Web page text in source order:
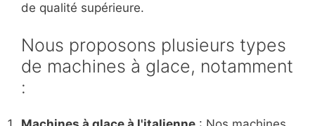
de qualité supérieure.
Nous proposons plusieurs types
de machines à glace, notamment
: